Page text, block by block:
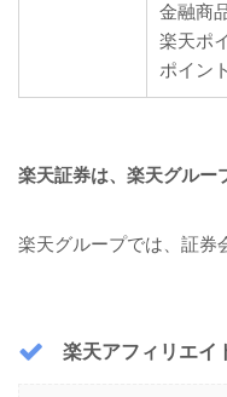
金融商
楽天ポ
ポイン
楽天証券は、楽天グルー
楽天グループでは、証券
楽天アフィリエイ